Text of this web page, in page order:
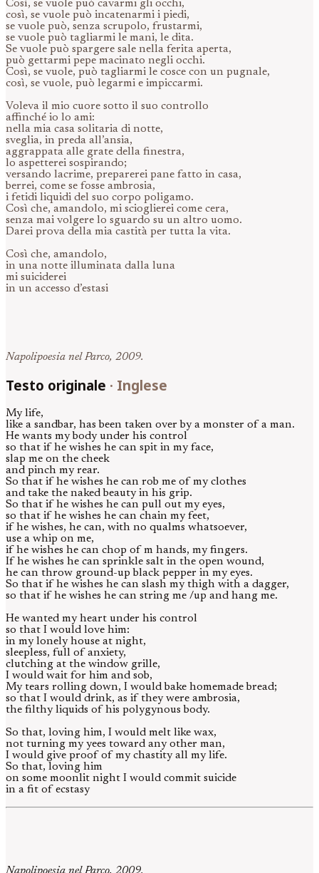
Così, se vuole può cavarmi gli occhi,
così, se vuole può incatenarmi i piedi,
se vuole può, senza scrupolo, frustarmi,
se vuole può tagliarmi le mani, le dita.
Se vuole può spargere sale nella ferita aperta,
può gettarmi pepe macinato negli occhi.
Così, se vuole, può tagliarmi le cosce con un pugnale,
così, se vuole, può legarmi e impiccarmi.
Voleva il mio cuore sotto il suo controllo
affinché io lo ami:
nella mia casa solitaria di notte,
sveglia, in preda all’ansia,
aggrappata alle grate della finestra,
lo aspetterei sospirando;
versando lacrime, preparerei pane fatto in casa,
berrei, come se fosse ambrosia,
i fetidi liquidi del suo corpo poligamo.
Così che, amandolo, mi scioglierei come cera,
senza mai volgere lo sguardo su un altro uomo.
Darei prova della mia castità per tutta la vita.
Così che, amandolo,
in una notte illuminata dalla luna
mi suiciderei
in un accesso d’estasi
Napolipoesia nel Parco, 2009.
Testo originale · Inglese
My life,
like a sandbar, has been taken over by a monster of a man.
He wants my body under his control
so that if he wishes he can spit in my face,
slap me on the cheek
and pinch my rear.
So that if he wishes he can rob me of my clothes
and take the naked beauty in his grip.
So that if he wishes he can pull out my eyes,
so that if he wishes he can chain my feet,
if he wishes, he can, with no qualms whatsoever,
use a whip on me,
if he wishes he can chop of m hands, my fingers.
If he wishes he can sprinkle salt in the open wound,
he can throw ground-up black pepper in my eyes.
So that if he wishes he can slash my thigh with a dagger,
so that if he wishes he can string me /up and hang me.
He wanted my heart under his control
so that I would love him:
in my lonely house at night,
sleepless, full of anxiety,
clutching at the window grille,
I would wait for him and sob,
My tears rolling down, I would bake homemade bread;
so that I would drink, as if they were ambrosia,
the filthy liquids of his polygynous body.
So that, loving him, I would melt like wax,
not turning my yees toward any other man,
I would give proof of my chastity all my life.
So that, loving him
on some moonlit night I would commit suicide
in a fit of ecstasy
Napolipoesia nel Parco, 2009.